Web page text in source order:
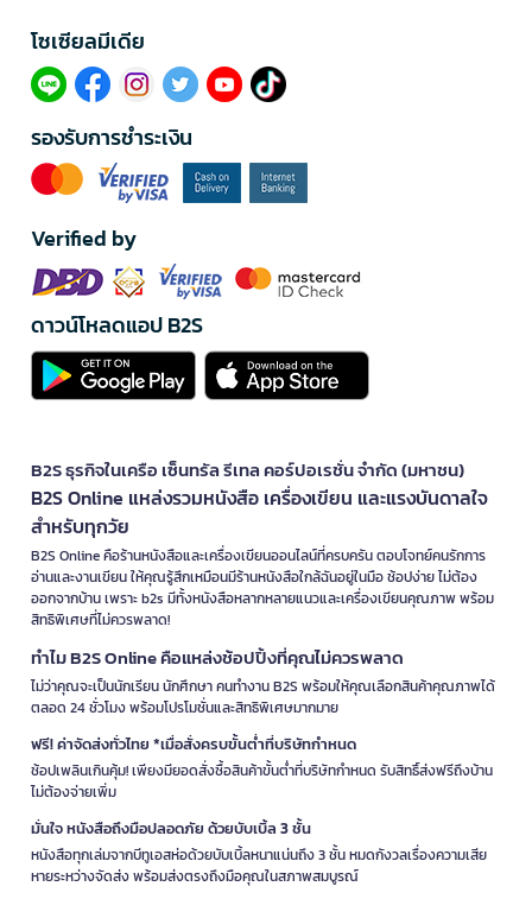
โซเซียลมีเดีย​
รองรับการชำระเงิน
Verified by
ดาวน์โหลดแอป B2S
B2S ธุรกิจในเครือ เซ็นทรัล รีเทล คอร์ปอเรชั่น จำกัด (มหาชน)
B2S Online แหล่งรวมหนังสือ เครื่องเขียน และแรงบันดาลใจ
สำหรับทุกวัย
B2S Online คือร้านหนังสือและเครื่องเขียนออนไลน์ที่ครบครัน ตอบโจทย์คนรักการ
อ่านและงานเขียน ให้คุณรู้สึกเหมือนมีร้านหนังสือใกล้ฉันอยู่ในมือ ช้อปง่าย ไม่ต้อง
ออกจากบ้าน เพราะ b2s มีทั้งหนังสือหลากหลายแนวและเครื่องเขียนคุณภาพ พร้อม
สิทธิพิเศษที่ไม่ควรพลาด!
ทำไม B2S Online คือแหล่งช้อปปิ้งที่คุณไม่ควรพลาด
ไม่ว่าคุณจะเป็นนักเรียน นักศึกษา คนทำงาน B2S พร้อมให้คุณเลือกสินค้าคุณภาพได้
ตลอด 24 ชั่วโมง พร้อมโปรโมชั่นและสิทธิพิเศษมากมาย
ฟรี! ค่าจัดส่งทั่วไทย *เมื่อสั่งครบขั้นต่ำที่บริษัทกำหนด
ช้อปเพลินเกินคุ้ม! เพียงมียอดสั่งซื้อสินค้าขั้นต่ำที่บริษัทกำหนด รับสิทธิ์ส่งฟรีถึงบ้าน
ไม่ต้องจ่ายเพิ่ม
มั่นใจ หนังสือถึงมือปลอดภัย ด้วยบับเบิ้ล 3 ชั้น
หนังสือทุกเล่มจากบีทูเอสห่อด้วยบับเบิ้ลหนาแน่นถึง 3 ชั้น หมดกังวลเรื่องความเสีย
หายระหว่างจัดส่ง พร้อมส่งตรงถึงมือคุณในสภาพสมบูรณ์